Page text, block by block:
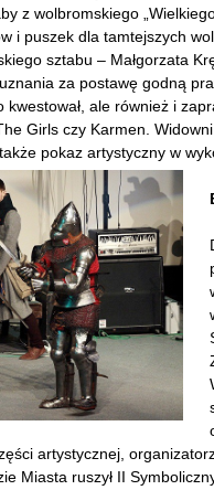
z wolbromskiego
i puszek dla tamtejszych
sztabu – Małgorzata
uznania za postawę godną
ale również i
Girls czy Karmen.
pokaz artystyczny w
artystycznej,
Miasta ruszył II